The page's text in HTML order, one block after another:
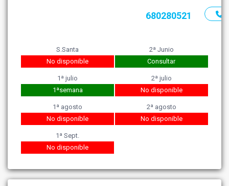
680280521
S.Santa
No disponible
2ª Junio
Consultar
1ª julio
1ªsemana
2ª julio
No disponible
1ª agosto
No disponible
2ª agosto
No disponible
1ª Sept.
No disponible